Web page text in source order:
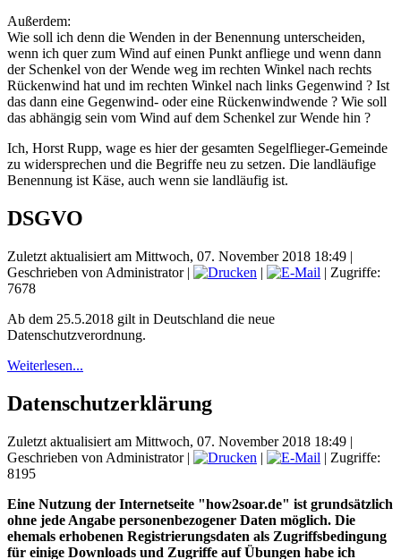
Außerdem:
Wie soll ich denn die Wenden in der Benennung unterscheiden,
wenn ich quer zum Wind auf einen Punkt anfliege und wenn dann
der Schenkel von der Wende weg im rechten Winkel nach rechts
Rückenwind hat und im rechten Winkel nach links Gegenwind ? Ist
das dann eine Gegenwind- oder eine Rückenwindwende ? Wie soll
das abhängig sein vom Wind auf dem Schenkel zur Wende hin ?
Ich, Horst Rupp, wage es hier der gesamten Segelflieger-Gemeinde
zu widersprechen und die Begriffe neu zu setzen. Die landläufige
Benennung ist Käse, auch wenn sie landläufig ist.
DSGVO
Zuletzt aktualisiert am Mittwoch, 07. November 2018 18:49 |
Geschrieben von Administrator| |
| Zugriffe:
7678
Ab dem 25.5.2018 gilt in Deutschland die neue
Datenschutzverordnung.
Weiterlesen...
Datenschutzerklärung
Zuletzt aktualisiert am Mittwoch, 07. November 2018 18:49 |
Geschrieben von Administrator| |
| Zugriffe:
8195
Eine Nutzung der Internetseite "how2soar.de" ist grundsätzlich
ohne jede Angabe personenbezogener Daten möglich. Die
ehemals erhobenen Registrierungsdaten als Zugriffsbedingung
für einige Downloads und Zugriffe auf Übungen habe ich